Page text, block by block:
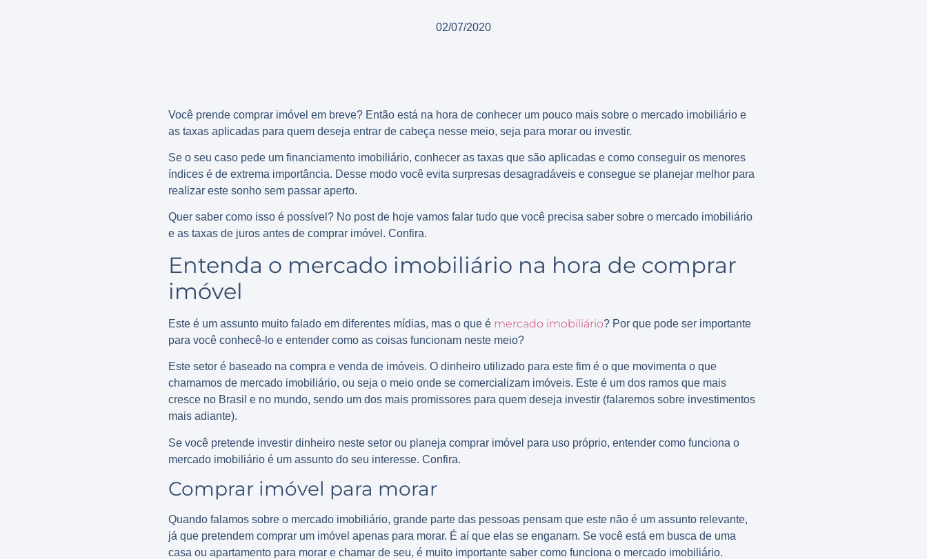
02/07/2020
Você prende comprar imóvel em breve? Então está na hora de conhecer um pouco mais sobre o mercado imobiliário e
as taxas aplicadas para quem deseja entrar de cabeça nesse meio, seja para morar ou investir.
Se o seu caso pede um financiamento imobiliário, conhecer as taxas que são aplicadas e como conseguir os menores
índices é de extrema importância. Desse modo você evita surpresas desagradáveis e consegue se planejar melhor para
realizar este sonho sem passar aperto.
Quer saber como isso é possível? No post de hoje vamos falar tudo que você precisa saber sobre o mercado imobiliário
e as taxas de juros antes de comprar imóvel. Confira.
Entenda o mercado imobiliário na hora de comprar
imóvel
Este é um assunto muito falado em diferentes mídias, mas o que é mercado imobiliário? Por que pode ser importante
para você conhecê-lo e entender como as coisas funcionam neste meio?
Este setor é baseado na compra e venda de imóveis. O dinheiro utilizado para este fim é o que movimenta o que
chamamos de mercado imobiliário, ou seja o meio onde se comercializam imóveis. Este é um dos ramos que mais
cresce no Brasil e no mundo, sendo um dos mais promissores para quem deseja investir (falaremos sobre investimentos
mais adiante).
Se você pretende investir dinheiro neste setor ou planeja comprar imóvel para uso próprio, entender como funciona o
mercado imobiliário é um assunto do seu interesse. Confira.
Comprar imóvel para morar
Quando falamos sobre o mercado imobiliário, grande parte das pessoas pensam que este não é um assunto relevante,
já que pretendem comprar um imóvel apenas para morar. É aí que elas se enganam. Se você está em busca de uma
casa ou apartamento para morar e chamar de seu, é muito importante saber como funciona o mercado imobiliário.